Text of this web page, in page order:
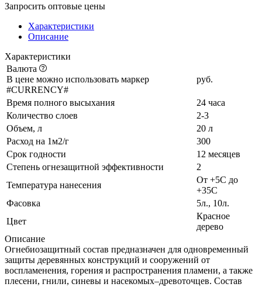
Запросить оптовые цены
Характеристики
Описание
Характеристики
Валюта
В цене можно использовать маркер
#CURRENCY#
руб.
Время полного высыхания
24 часа
Количество слоев
2-3
Объем, л
20 л
Расход на 1м2/г
300
Срок годности
12 месяцев
Степень огнезащитной эффективности
2
Температура нанесения
От +5С до
+35С
Фасовка
5л., 10л.
Цвет
Красное
дерево
Описание
Огнебиозащитный состав предназначен для одновременный
защиты деревянных конструкций и сооружений от
воспламенения, горения и распространения пламени, а также
плесени, гнили, синевы и насекомых–древоточцев. Состав